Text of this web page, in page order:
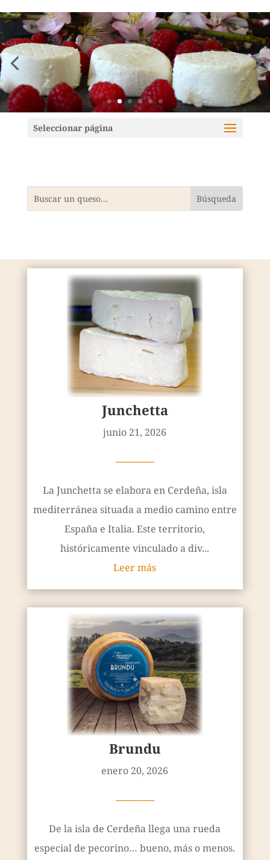
Mundoquesos
Seleccionar página
Junchetta
junio 21, 2026
————
La Junchetta se elabora en Cerdeña, isla
mediterránea situada a medio camino entre
España e Italia. Este territorio,
históricamente vinculado a div...
Leer más
Brundu
enero 20, 2026
————
De la isla de Cerdeña llega una rueda
especial de pecorino… bueno, más o menos.